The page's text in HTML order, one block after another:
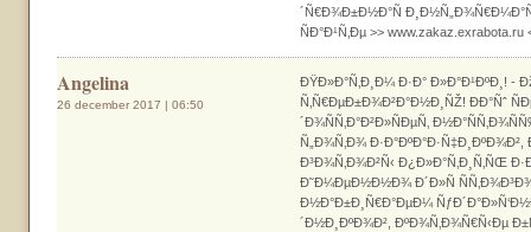
´Ñ€Ð¾Ð±Ð½Ð°Ñ
ÑÐ°Ð¹Ñ‚Ðµ >> www.zakaz.exrabota.ru
Angelina
26 december 2017 | 06:50
ÐŸÐ»Ð°Ñ‚Ð¸Ð¼ Ð·Ð° Ð»Ð°Ð¹ÐºÐ¸! -
Ñ‚Ñ€ÐµÐ±Ð¾Ð²Ð°Ð½Ð¸ÑŽ! ÐÐ°Ñˆ
´Ð¾ÑÑ‚Ð°Ð²Ð»ÑÐµÑ‚
Ñ„Ð¾Ñ‚Ð¾ Ð·Ð°ÐºÐ°Ð·Ñ‡Ð¸ÐºÐ¾Ð²,
Ð³Ð¾Ñ‚Ð¾Ð²Ñ‹ Ð¿Ð»Ð°Ñ‚Ð¸Ñ‚ÑŒ
Ð˜Ð¼ÐµÐ½Ð½Ð¾ Ð´Ð»Ñ
Ð½Ð°Ð±Ð¸Ñ€Ð°ÐµÐ¼
´Ð½Ð¸ÐºÐ¾Ð², ÐºÐ¾Ñ‚Ð¾Ñ€Ñ‹Ðµ